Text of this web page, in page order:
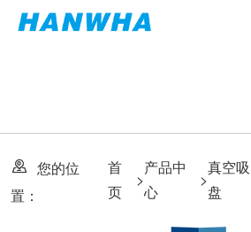
您的位
置：
首
页
>
产品中
心
>
真空吸
盘